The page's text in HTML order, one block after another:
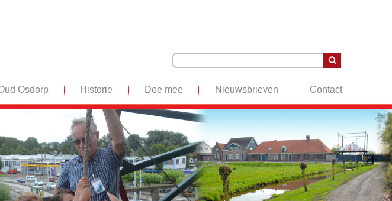
Osdorp Historie Doe mee Nieuwsbrieven Contact